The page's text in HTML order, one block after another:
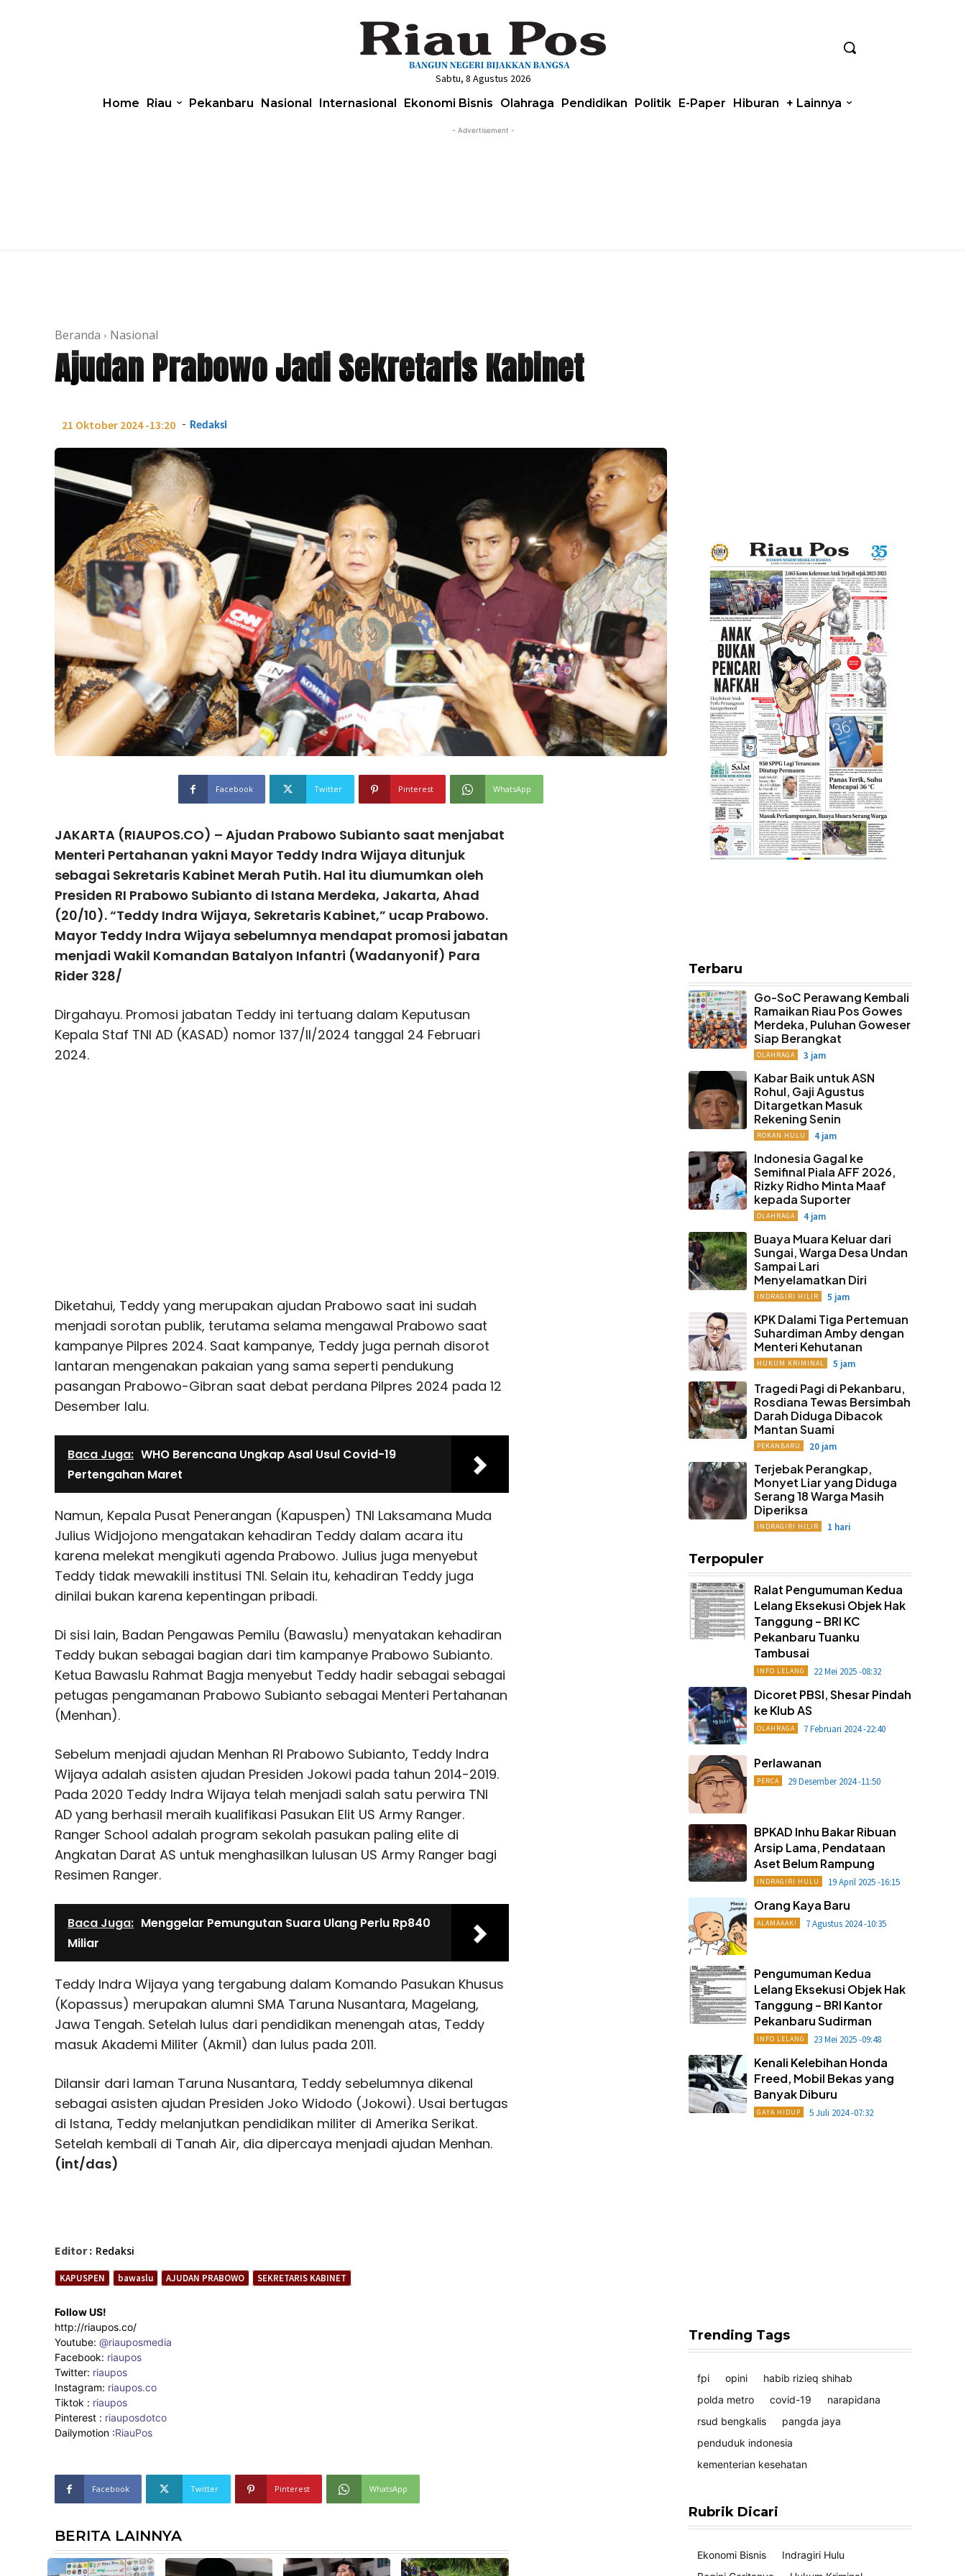
Sabtu, 8 Agustus 2026
Home Riau Pekanbaru Nasional Internasional Ekonomi Bisnis Olahraga Pendidikan Politik E-Paper Hiburan + Lainnya
- Advertisement -
Beranda Nasional
Ajudan Prabowo Jadi Sekretaris Kabinet
21 Oktober 2024 -13:20 - Redaksi
Facebook Twitter Pinterest WhatsApp
JAKARTA (RIAUPOS.CO) – Ajudan Pra­­bowo Subianto saat menja­bat
Menteri Pertahanan yakni Mayor Teddy Indra Wijaya ditunjuk
sebagai Sekretaris Kabinet Merah Putih. Hal itu diumumkan oleh
Presiden RI Prabowo Subianto di Istana Merdeka, Jakarta, Ahad
(20/10). “Teddy Indra Wijaya, Sekretaris Kabinet,” ucap Prabowo.
Mayor Teddy Indra Wijaya sebelumnya mendapat promosi jabatan
menjadi Wakil Komandan Batalyon Infantri (Wadanyonif) Para
Rider 328/
Dirgahayu. Promosi jabatan Teddy ini tertuang dalam Keputusan
Kepala Staf TNI AD (KASAD) nomor 137/II/2024 tanggal 24 Februari
2024.
Diketahui, Teddy yang merupakan ajudan Prabowo saat ini sudah
menjadi sorotan publik, terutama selama mengawal Prabowo saat
kampanye Pilpres 2024. Saat kampanye, Teddy juga pernah disorot
lantaran mengenakan pakaian yang sama seperti pendukung
pasangan Prabowo-Gibran saat debat perdana Pilpres 2024 pada 12
Desember lalu.
Baca Juga: WHO Berencana Ungkap Asal Usul Covid-19
Pertengahan Maret
Namun, Kepala Pusat Penerangan (Kapuspen) TNI Laksamana Muda
Julius Widjojono mengatakan kehadiran Teddy dalam acara itu
karena melekat mengikuti agenda Prabowo. Julius juga menyebut
Teddy tidak mewakili institusi TNI. Selain itu, kehadiran Teddy juga
dinilai bukan karena kepentingan pribadi.
Di sisi lain, Badan Pengawas Pemilu (Bawaslu) menyatakan kehadiran
Teddy bukan sebagai bagian dari tim kampanye Prabowo Subianto.
Ketua Bawaslu Rahmat Bagja menyebut Teddy hadir sebagai sebagai
petugas pengamanan Prabowo Subianto sebagai Menteri Pertahanan
(Menhan).
Sebelum menjadi ajudan Menhan RI Prabowo Subianto, Teddy Indra
Wijaya adalah asisten ajudan Presiden Jokowi pada tahun 2014-2019.
Pada 2020 Teddy Indra Wijaya telah menjadi salah satu perwira TNI
AD yang berhasil meraih kualifikasi Pasukan Elit US Army Ranger.
Ranger School adalah program sekolah pasukan paling elite di
Angkatan Darat AS untuk menghasilkan lulusan US Army Ranger bagi
Resimen Ranger.
Baca Juga: Menggelar Pemungutan Suara Ulang Perlu Rp840
Miliar
Teddy Indra Wijaya yang tergabung dalam Komando Pasukan Khusus
(Kopassus) merupakan alumni SMA Taruna Nusantara, Magelang,
Jawa Tengah. Setelah lulus dari pendidikan menengah atas, Teddy
masuk Akademi Militer (Akmil) dan lulus pada 2011.
Dilansir dari laman Taruna Nusantara, Teddy sebelumnya dikenal
sebagai asisten ajudan Presiden Joko Widodo (Jokowi). Usai bertugas
di Istana, Teddy melanjutkan pendidikan militer di Amerika Serikat.
Setelah kembali di Tanah Air, dia dipercaya menjadi ajudan Menhan.
(int/das)
Editor : Redaksi
KAPUSPEN bawaslu AJUDAN PRABOWO SEKRETARIS KABINET
Follow US!
http://riaupos.co/
Youtube: @riauposmedia
Facebook: riaupos
Twitter: riaupos
Instagram: riaupos.co
Tiktok : riaupos
Pinterest : riauposdotco
Dailymotion :RiauPos
Facebook Twitter Pinterest WhatsApp
BERITA LAINNYA
Terbaru
Go-SoC Perawang Kembali
Ramaikan Riau Pos Gowes
Merdeka, Puluhan Goweser
Siap Berangkat
OLAHRAGA 3 jam
Kabar Baik untuk ASN
Rohul, Gaji Agustus
Ditargetkan Masuk
Rekening Senin
ROKAN HULU 4 jam
Indonesia Gagal ke
Semifinal Piala AFF 2026,
Rizky Ridho Minta Maaf
kepada Suporter
OLAHRAGA 4 jam
Buaya Muara Keluar dari
Sungai, Warga Desa Undan
Sampai Lari
Menyelamatkan Diri
INDRAGIRI HILIR 5 jam
KPK Dalami Tiga Pertemuan
Suhardiman Amby dengan
Menteri Kehutanan
HUKUM KRIMINAL 5 jam
Tragedi Pagi di Pekanbaru,
Rosdiana Tewas Bersimbah
Darah Diduga Dibacok
Mantan Suami
PEKANBARU 20 jam
Terjebak Perangkap,
Monyet Liar yang Diduga
Serang 18 Warga Masih
Diperiksa
INDRAGIRI HILIR 1 hari
Terpopuler
Ralat Pengumuman Kedua
Lelang Eksekusi Objek Hak
Tanggung – BRI KC
Pekanbaru Tuanku
Tambusai
INFO LELANG 22 Mei 2025 -08:32
Dicoret PBSI, Shesar Pindah
ke Klub AS
OLAHRAGA 7 Februari 2024 -22:40
Perlawanan
PERCA 29 Desember 2024 -11:50
BPKAD Inhu Bakar Ribuan
Arsip Lama, Pendataan
Aset Belum Rampung
INDRAGIRI HULU 19 April 2025 -16:15
Orang Kaya Baru
ALAMAAAK! 7 Agustus 2024 -10:35
Pengumuman Kedua
Lelang Eksekusi Objek Hak
Tanggung – BRI Kantor
Pekanbaru Sudirman
INFO LELANG 23 Mei 2025 -09:48
Kenali Kelebihan Honda
Freed, Mobil Bekas yang
Banyak Diburu
GAYA HIDUP 5 Juli 2024 -07:32
Trending Tags
fpi opini
habib rizieq shihab
polda metro
covid-19
narapidana
rsud bengkalis
pangda jaya
penduduk indonesia
kementerian kesehatan
Rubrik Dicari
Ekonomi Bisnis
Indragiri Hulu